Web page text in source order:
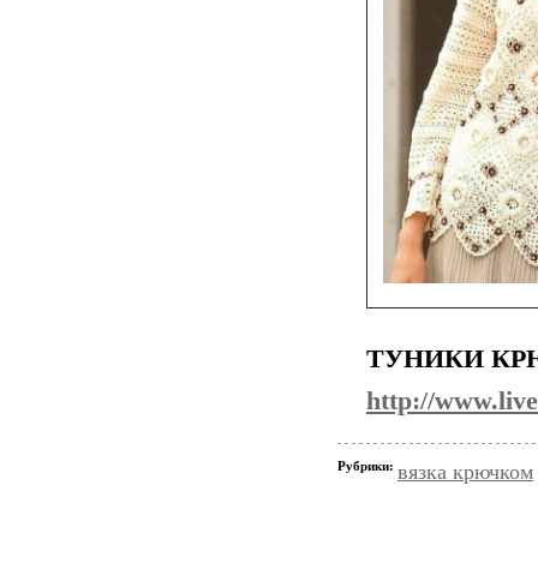
ТУНИКИ
http://
Рубрики: вязка крючком